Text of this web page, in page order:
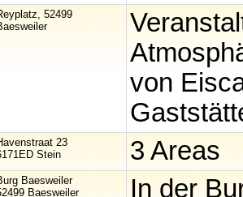
52499
von
23
Stein
3 Areas
Baesweiler
Baesweiler
In der